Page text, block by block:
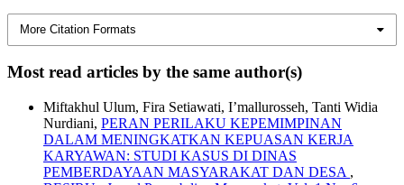
More Citation Formats
Most read articles by the same author(s)
Miftakhul Ulum, Fira Setiawati, I’mallurosseh, Tanti Widia
Nurdiani, PERAN PERILAKU KEPEMIMPINAN
DALAM MENINGKATKAN KEPUASAN KERJA
KARYAWAN: STUDI KASUS DI DINAS
PEMBERDAYAAN MASYARAKAT DAN DESA ,